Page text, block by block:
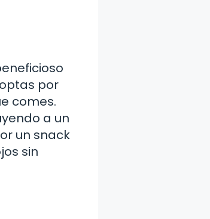
por
comes.
a un
un snack
sin